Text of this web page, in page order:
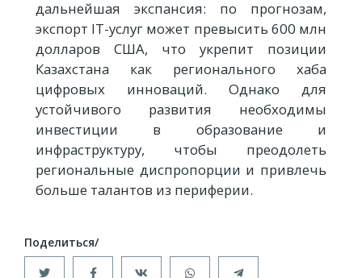
дальнейшая экспансия: по прогнозам,
экспорт IT-услуг может превысить 600 млн
долларов США, что укрепит позиции
Казахстана как регионального хаба
цифровых инноваций. Однако для
устойчивого развития необходимы
инвестиции в образование и
инфраструктуру, чтобы преодолеть
региональные диспропорции и привлечь
больше талантов из периферии.